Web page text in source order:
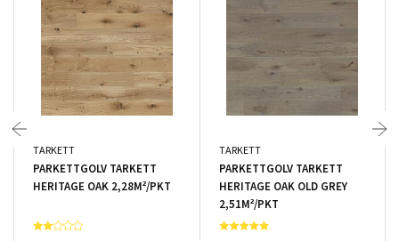
TARKETT
PARKETTGOLV TARKETT
HERITAGE OAK 2,28M²/PKT
TARKETT
PARKETTGOLV TARKETT
HERITAGE OAK OLD GREY
2,51M²/PKT